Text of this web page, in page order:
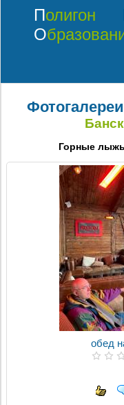
Полигон
Фотогалереи
Горные лыжы
обед